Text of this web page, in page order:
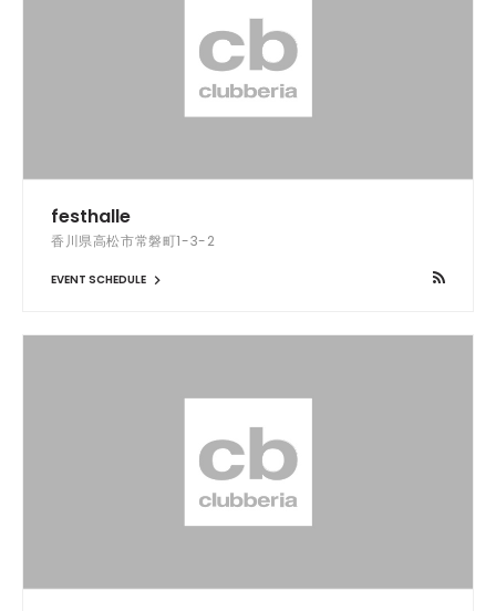
festhalle
香川県高松市常磐町1-3-2
EVENT SCHEDULE